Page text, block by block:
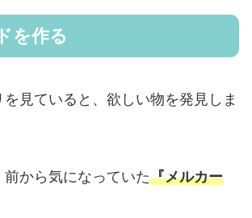
を作る
見ていると、欲しい物を発見しま
から気になっていた『メルカー